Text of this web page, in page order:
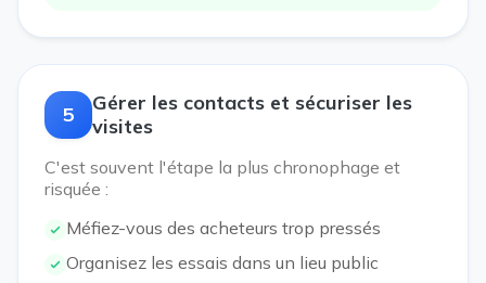
5
Gérer les contacts et sécuriser les
visites
C'est souvent l'étape la plus chronophage et
risquée :
Méfiez-vous des acheteurs trop pressés
Organisez les essais dans un lieu public